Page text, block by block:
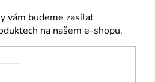
vám budeme zasílat
na našem e-shopu.